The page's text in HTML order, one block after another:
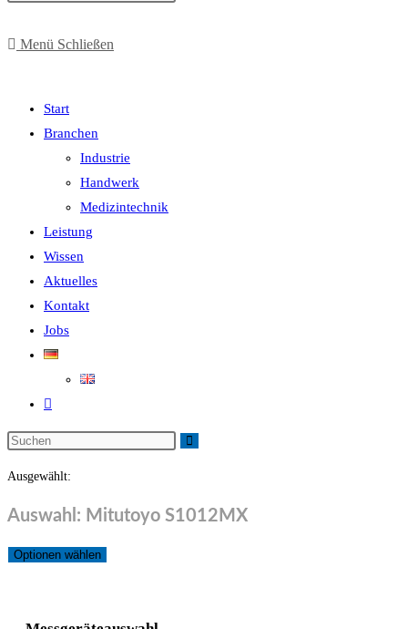
Menü Schließen
Start
Branchen
Industrie
Handwerk
Medizintechnik
Leistung
Wissen
Aktuelles
Kontakt
Jobs
Ausgewählt:
Auswahl: Mitutoyo S1012MX
Optionen wählen